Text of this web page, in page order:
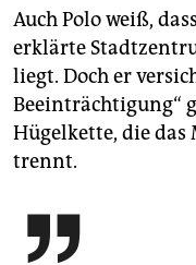
Auch Polo weiß,
erklärte
liegt. Doch er
Beeinträchtigung“
Hügelkette, die
trennt.
